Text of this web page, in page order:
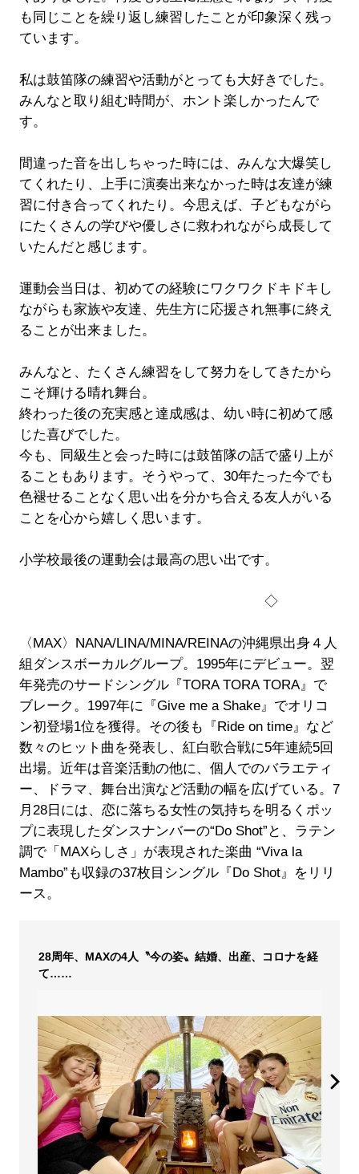
も同じことを繰り返し練習したことが印象深く残っ
ています。
私は鼓笛隊の練習や活動がとっても大好きでした。
みんなと取り組む時間が、ホント楽しかったんで
す。
間違った音を出しちゃった時には、みんな大爆笑し
てくれたり、上手に演奏出来なかった時は友達が練
習に付き合ってくれたり。今思えば、子どもながら
にたくさんの学びや優しさに救われながら成長して
いたんだと感じます。
運動会当日は、初めての経験にワクワクドキドキし
ながらも家族や友達、先生方に応援され無事に終え
ることが出来ました。
みんなと、たくさん練習をして努力をしてきたから
こそ輝ける晴れ舞台。
終わった後の充実感と達成感は、幼い時に初めて感
じた喜びでした。
今も、同級生と会った時には鼓笛隊の話で盛り上が
ることもあります。そうやって、30年たった今でも
色褪せることなく思い出を分かち合える友人がいる
ことを心から嬉しく思います。
小学校最後の運動会は最高の思い出です。
◇
〈MAX〉NANA/LINA/MINA/REINAの沖縄県出身４人
組ダンスボーカルグループ。1995年にデビュー。翌
年発売のサードシングル『TORA TORA TORA』で
ブレーク。1997年に『Give me a Shake』でオリコ
ン初登場1位を獲得。その後も『Ride on time』など
数々のヒット曲を発表し、紅白歌合戦に5年連続5回
出場。近年は音楽活動の他に、個人でのバラエティ
ー、ドラマ、舞台出演など活動の幅を広げている。7
月28日には、恋に落ちる女性の気持ちを明るくポッ
プに表現したダンスナンバーの“Do Shot”と、ラテン
調で「MAXらしさ」が表現された楽曲 “Viva la
Mambo”も収録の37枚目シングル『Do Shot』をリリ
ース。
28周年、MAXの4人〝今の姿〟結婚、出産、コロナを経
て……